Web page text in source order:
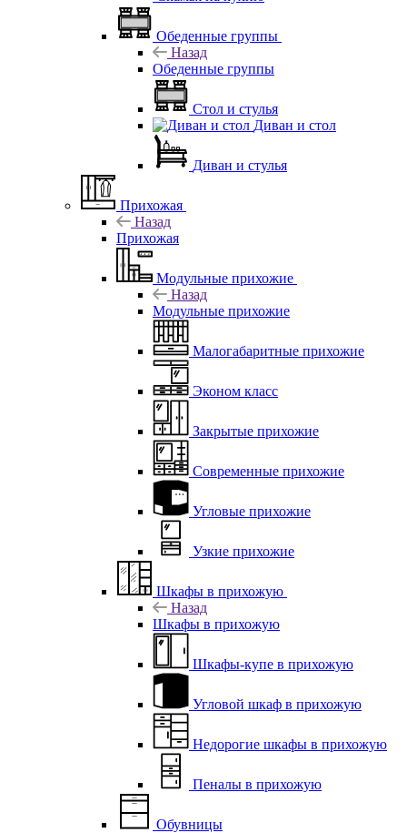
Обеденные группы
Назад
Обеденные группы
Стол и стулья
Диван и стол
Диван и стулья
Прихожая
Назад
Прихожая
Модульные прихожие
Назад
Модульные прихожие
Малогабаритные прихожие
Эконом класс
Закрытые прихожие
Современные прихожие
Угловые прихожие
Узкие прихожие
Шкафы в прихожую
Назад
Шкафы в прихожую
Шкафы-купе в прихожую
Угловой шкаф в прихожую
Недорогие шкафы в прихожую
Пеналы в прихожую
Обувницы